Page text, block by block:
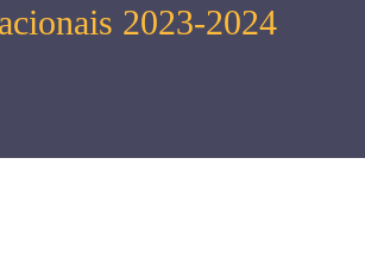
2023-2024